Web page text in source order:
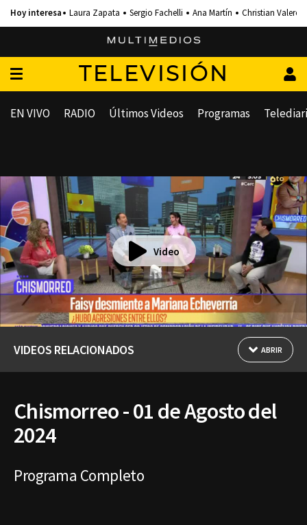
Laura Zapata Sergio Fachelli Ana Martín Christian Valero
TELEVISIÓN
EN VIVO RADIO Últimos Videos Programas
Video
VIDEOS RELACIONADOS ABRIR
Chismorreo - 01 de Agosto del
2024
Programa Completo